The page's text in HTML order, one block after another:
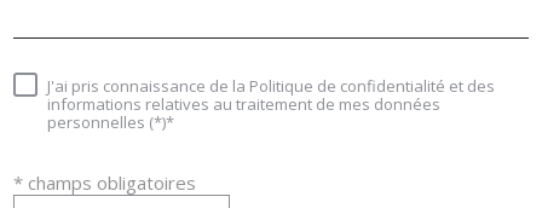
J'ai pris connaissance de la Politique de confidentialité et des
informations relatives au traitement de mes données
personnelles (*)*
* champs obligatoires